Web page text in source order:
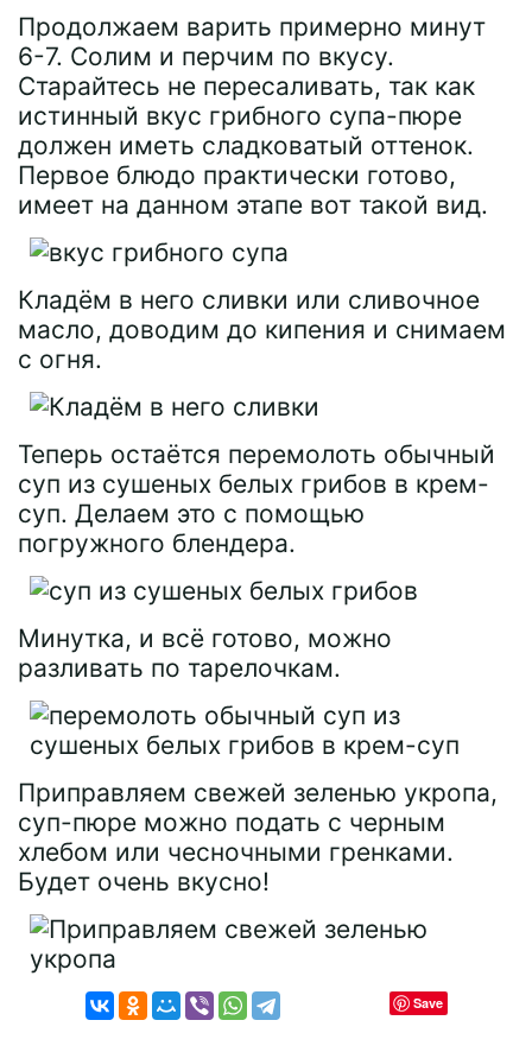
Продолжаем варить примерно минут
6-7. Солим и перчим по вкусу.
Старайтесь не пересаливать, так как
истинный вкус грибного супа-пюре
должен иметь сладковатый оттенок.
Первое блюдо практически готово,
имеет на данном этапе вот такой вид.
Кладём в него сливки или сливочное
масло, доводим до кипения и снимаем
с огня.
Теперь остаётся перемолоть обычный
суп из сушеных белых грибов в крем-
суп. Делаем это с помощью
погружного блендера.
Минутка, и всё готово, можно
разливать по тарелочкам.
Приправляем свежей зеленью укропа,
суп-пюре можно подать с черным
хлебом или чесночными гренками.
Будет очень вкусно!
Save